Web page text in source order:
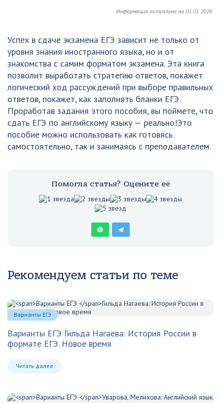
Информация актуальна на 01.01.2026.
Успех в сдаче экзамена ЕГЭ зависит не только от
уровня знания иностранного языка, но и от
знакомства с самим форматом экзамена. Эта книга
позволит выработать стратегию ответов, покажет
логический ход рассуждений при выборе правильных
ответов, покажет, как заполнять бланки ЕГЭ.
Проработав задания этого пособия, вы поймете, что
сдать ЕГЭ по английскому языку — реально!Это
пособие можно использовать как готовясь
самостоятельно, так и занимаясь с преподавателем.
Помогла статья? Оцените её
Рекомендуем статьи по теме
Варианты ЕГЭ Гильда Нагаева: История России в
формате ЕГЭ. Новое время
Читать далее
Варианты ЕГЭ